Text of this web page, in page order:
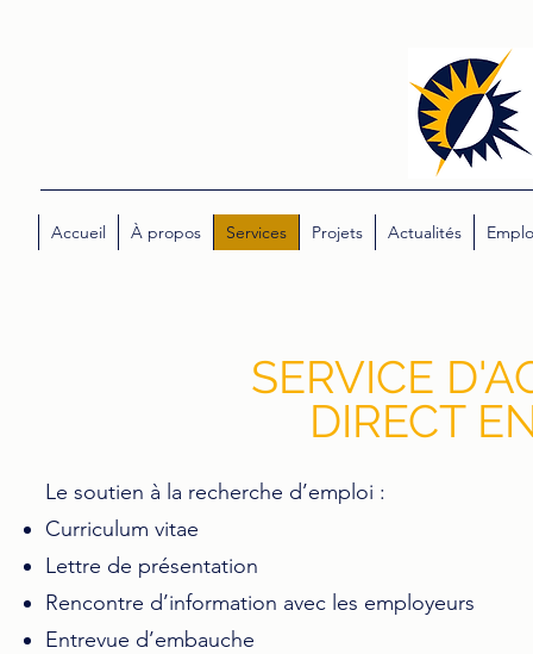
Accueil À propos Services Projets Actualités
SERVICE
DIRECT
Le soutien à la recherche d’emploi :​
Curriculum vitae
Lettre de présentation
Rencontre d’information avec les employeurs
Entrevue d’embauche